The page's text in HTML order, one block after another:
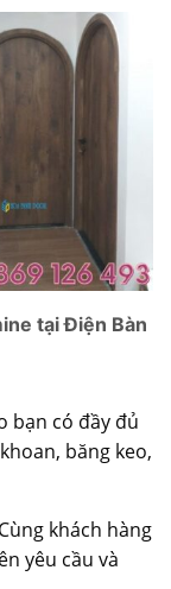
tại Điện Bàn
bạn có đầy đủ
băng keo,
khách hàng
yêu cầu và